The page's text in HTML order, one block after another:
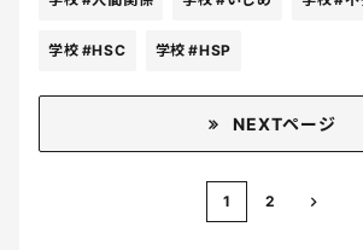
学校 #HSC 学校 #HSP
NEXTページ
1 2